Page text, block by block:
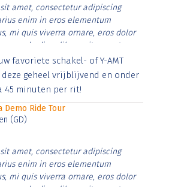
amet, consectetur adipiscing
enim in eros elementum
mi quis viverra ornare, eros dolor
diam libero vitae erat.
et justo cursus id rutrum lorem
vitae risus tristique posuere.
favoriete schakel- of Y-AMT
geheel vrijblijvend en onder
45 minuten per rit!
Demo Ride Tour
(GD)
amet, consectetur adipiscing
enim in eros elementum
mi quis viverra ornare, eros dolor
diam libero vitae erat.